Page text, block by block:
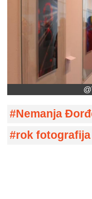
Nemanja
rok fotografija